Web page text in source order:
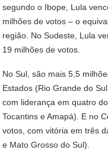
segundo o Ibope, Lula
milhões de votos – o
região. No Sudeste, Lula
19 milhões de votos.
No Sul, são mais 5,5
Estados (Rio Grande do
com liderança em quatro
Tocantins e Amapá). E no
votos, com vitória em três
e Mato Grosso do Sul).